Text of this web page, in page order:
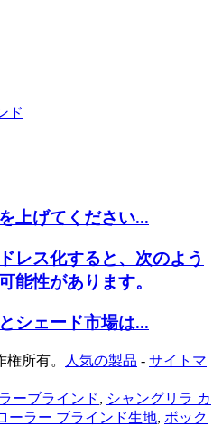
ド
上げてください...
レス化すると、次のよう
能性があります。
シェード市場は...
所有。 人気の製品 - サイトマ
ーブラインド, シャングリラ カ
ーラー ブラインド生地, ボック